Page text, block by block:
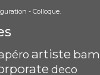
- Colloque.
artiste bam
deco